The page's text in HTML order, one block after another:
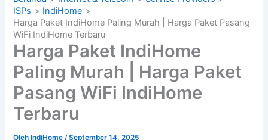
ISPs
IndiHome
Harga Paket IndiHome Paling Murah | Harga Paket Pasang
WiFi IndiHome Terbaru
Harga Paket IndiHome
Paling Murah | Harga Paket
Pasang WiFi IndiHome
Terbaru
Oleh IndiHome/September 14, 2025